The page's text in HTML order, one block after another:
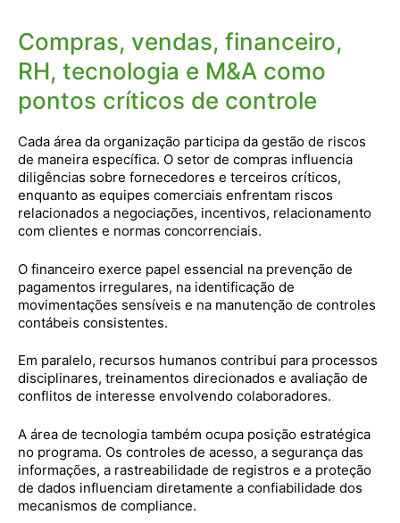
Compras, vendas, financeiro,
RH, tecnologia e M&A como
pontos críticos de controle
Cada área da organização participa da gestão de riscos
de maneira específica. O setor de compras influencia
diligências sobre fornecedores e terceiros críticos,
enquanto as equipes comerciais enfrentam riscos
relacionados a negociações, incentivos, relacionamento
com clientes e normas concorrenciais.
O financeiro exerce papel essencial na prevenção de
pagamentos irregulares, na identificação de
movimentações sensíveis e na manutenção de controles
contábeis consistentes.
Em paralelo, recursos humanos contribui para processos
disciplinares, treinamentos direcionados e avaliação de
conflitos de interesse envolvendo colaboradores.
A área de tecnologia também ocupa posição estratégica
no programa. Os controles de acesso, a segurança das
informações, a rastreabilidade de registros e a proteção
de dados influenciam diretamente a confiabilidade dos
mecanismos de compliance.